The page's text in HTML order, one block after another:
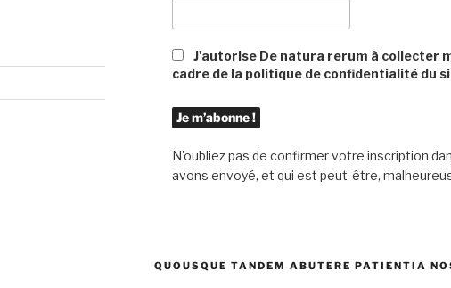
J'autorise De natura rerum à collecter
cadre de la politique de confidentialité du
N'oubliez pas de confirmer votre inscription
avons envoyé, et qui est peut-être,
QUOUSQUE TANDEM ABUTERE PATIENTIA